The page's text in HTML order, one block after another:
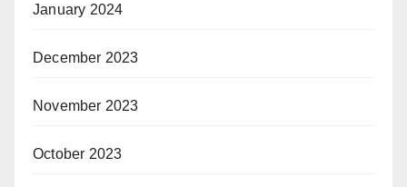
January 2024
December 2023
November 2023
October 2023